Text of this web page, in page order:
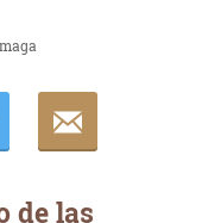
de las